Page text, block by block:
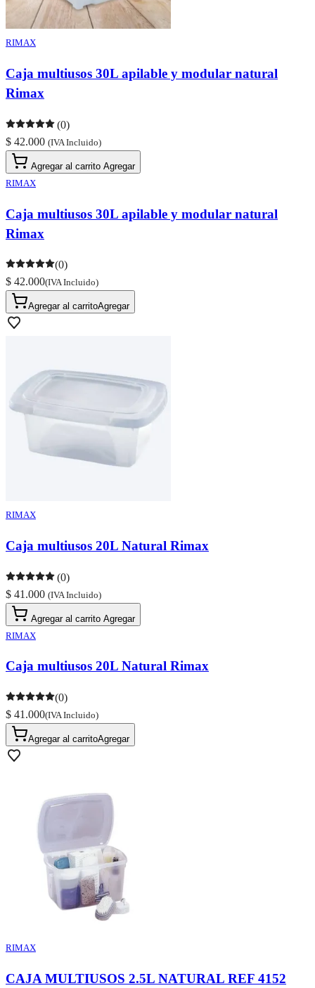
RIMAX
Caja multiusos 30L apilable y modular natural
Rimax
(0)
$ 42.000 (IVA Incluido)
Agregar al carrito Agregar
RIMAX
Caja multiusos 30L apilable y modular natural
Rimax
(0)
$ 42.000(IVA Incluido)
Agregar al carritoAgregar
RIMAX
Caja multiusos 20L Natural Rimax
(0)
$ 41.000 (IVA Incluido)
Agregar al carrito Agregar
RIMAX
Caja multiusos 20L Natural Rimax
(0)
$ 41.000(IVA Incluido)
Agregar al carritoAgregar
RIMAX
CAJA MULTIUSOS 2.5L NATURAL REF 4152